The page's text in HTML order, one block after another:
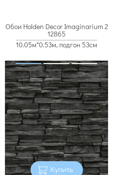
Обои Holden Decor Imaginarium 2
12865
10.05м*0.53м, подгон 53см
Купить